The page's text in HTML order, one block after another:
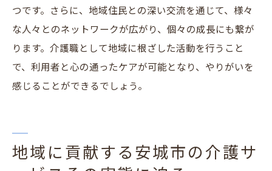
つです。さらに、地域住民との深い交流を通じて、様々
な人々とのネットワークが広がり、個々の成長にも繋が
ります。介護職として地域に根ざした活動を行うこと
で、利用者と心の通ったケアが可能となり、やりがいを
感じることができるでしょう。
地域に貢献する安城市の介護サ